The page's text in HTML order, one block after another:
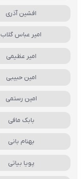
افشین آذری
امیر عباس گلاب
امیر عظیمی
امین حبیبی
امین رستمی
بابک مافی
بهنام بانی
پویا بیاتی